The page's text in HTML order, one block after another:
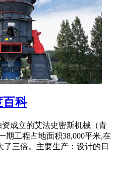
百科
资成立的艾法史密斯机械（青
期工程占地面积38,000平米,在
三倍。主要生产：设计的日